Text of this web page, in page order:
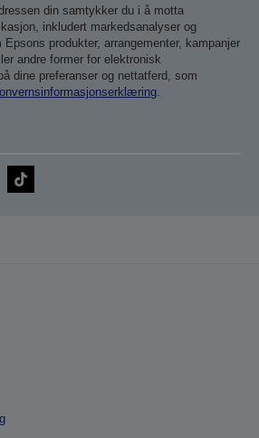
din samtykker du i å motta
inkludert markedsanalyser og
produkter, arrangementer, kampanjer
andre former for elektronisk
dine preferanser og nettatferd, som
.